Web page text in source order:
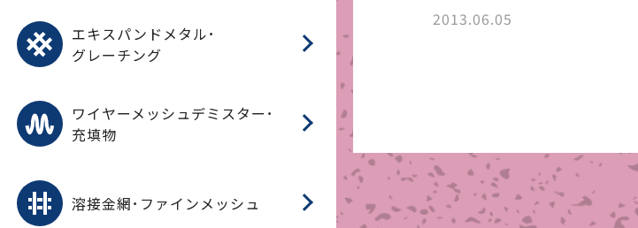
エキスパンドメタル･
グレーチング
エキスパンドメタル
CFRTP EXメッシュ『CF
グレーチング
ワイヤーメッシュデミスター･
充填物
溶接金網･ファインメッシュ
溶接金網
ファインメッシュ
ファインメッシュ加工品
2013.06.05